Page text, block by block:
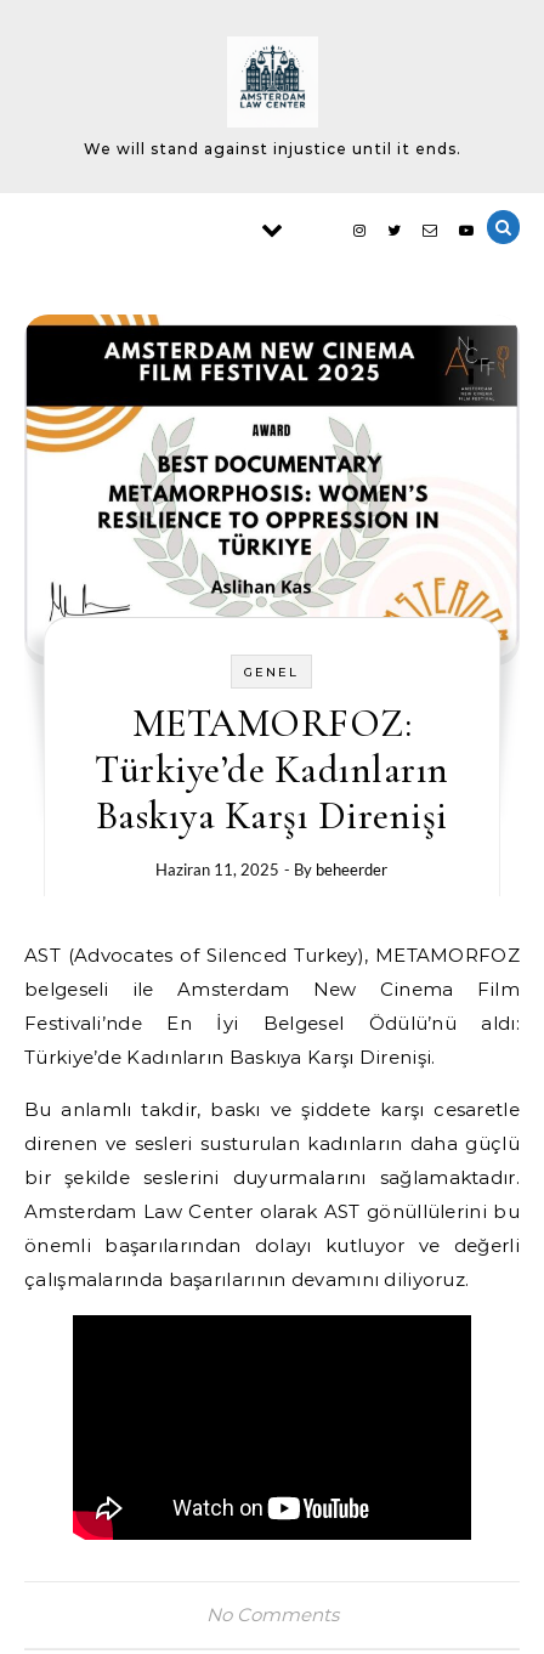
We will stand against injustice until it ends.
GENEL
METAMORFOZ:
Türkiye’de Kadınların
Baskıya Karşı Direnişi
Haziran 11, 2025 - By beheerder
AST (Advocates of Silenced Turkey), METAMORFOZ
belgeseli ile Amsterdam New Cinema Film
Festivali’nde En İyi Belgesel Ödülü’nü aldı:
Türkiye’de Kadınların Baskıya Karşı Direnişi.
Bu anlamlı takdir, baskı ve şiddete karşı cesaretle
direnen ve sesleri susturulan kadınların daha güçlü
bir şekilde seslerini duyurmalarını sağlamaktadır.
Amsterdam Law Center olarak AST gönüllülerini bu
önemli başarılarından dolayı kutluyor ve değerli
çalışmalarında başarılarının devamını diliyoruz.
No Comments